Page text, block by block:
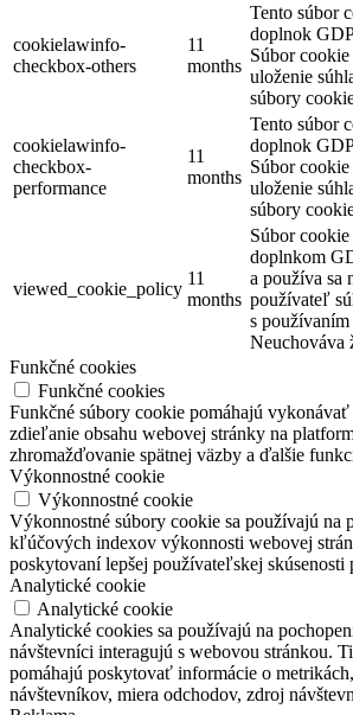
cookielawinfo-
checkbox-others
11
months
Tento súbor
doplnok
Súbor
uloženie
súbory
cookielawinfo-
checkbox-
performance
11
months
Tento súbor
doplnok
Súbor
uloženie
súbory
viewed_cookie_policy
11
months
Súbor
doplnkom
a používa sa
používateľ
s
Neuchováva
Funkčné cookies
Funkčné cookies
Funkčné súbory cookie pomáhajú
zdieľanie obsahu webovej stránky na
zhromažďovanie spätnej väzby a ďalšie
Výkonnostné cookie
Výkonnostné cookie
Výkonnostné súbory cookie sa používajú na
kľúčových indexov výkonnosti webovej
poskytovaní lepšej používateľskej skúsenosti
Analytické cookie
Analytické cookie
Analytické cookies sa používajú na
návštevníci interagujú s webovou stránkou.
pomáhajú poskytovať informácie o
návštevníkov, miera odchodov, zdroj